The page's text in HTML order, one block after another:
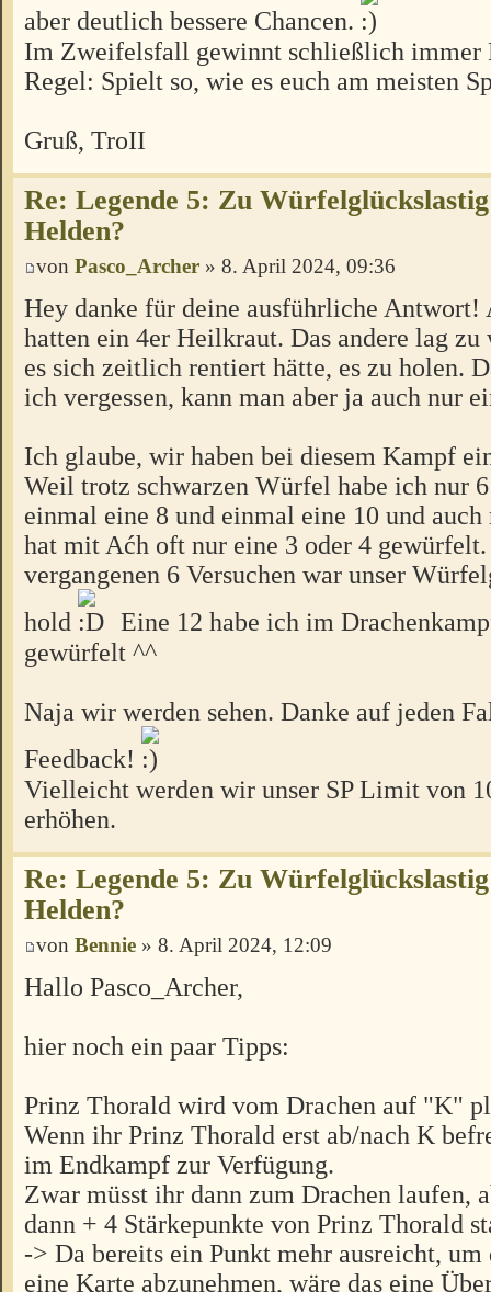
aber deutlich bessere Chancen.
Im Zweifelsfall gewinnt schließlich immer
Regel: Spielt so, wie es euch am meisten
Gruß, TroII
Re: Legende 5: Zu
Helden?
von Pasco_Archer » 8. April 2024, 09:36
Hey danke für deine ausführliche
hatten ein 4er Heilkraut. Das andere lag zu
es sich zeitlich rentiert hätte, es zu holen.
ich vergessen, kann man aber ja auch nur
Ich glaube, wir haben bei diesem Kampf
Weil trotz schwarzen Würfel habe ich nur
einmal eine 8 und einmal eine 10 und
hat mit Aćh oft nur eine 3 oder 4
vergangenen 6 Versuchen war unser
hold
Eine 12 habe ich im
gewürfelt ^^
Naja wir werden sehen. Danke auf jeden
Feedback!
Vielleicht werden wir unser SP Limit von
erhöhen.
Re: Legende 5: Zu
Helden?
von Bennie » 8. April 2024, 12:09
Hallo Pasco_Archer,
hier noch ein paar Tipps:
Prinz Thorald wird vom Drachen auf "K"
Wenn ihr Prinz Thorald erst ab/nach K
im Endkampf zur Verfügung.
Zwar müsst ihr dann zum Drachen laufen,
dann + 4 Stärkepunkte von Prinz Thorald
-> Da bereits ein Punkt mehr ausreicht, um
eine Karte abzunehmen, wäre das eine